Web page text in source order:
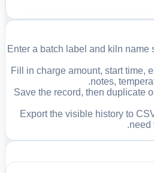
Enter a batch label and kiln name
Fill in charge amount, start time,
notes,
Save the record, then duplicate
Export the visible history to
need